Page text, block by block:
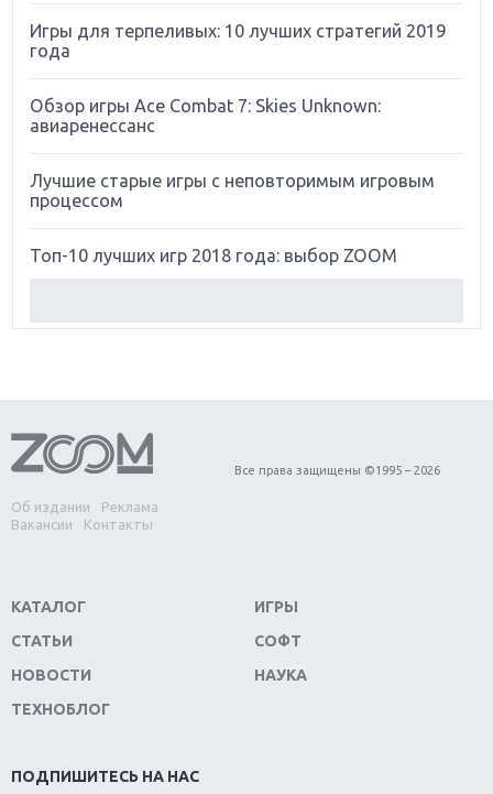
Игры для терпеливых: 10 лучших стратегий 2019
года
Обзор игры Ace Combat 7: Skies Unknown:
авиаренессанс
Лучшие старые игры с неповторимым игровым
процессом
Топ-10 лучших игр 2018 года: выбор ZOOM
Обзор игры Forza Horizon 4: вершина эволюции
Две важных новинки для консолей: Spider-Man и
Divinity Original Sin 2
Switch
Обзор игры The Crew 2: покорение Америки
Важнейшие анонсы E3 2018
Крупнейшие релизы мая: Nintendo, Microsoft и
Об издании
Реклама
Вакансии
Контакты
Все права защищены ©1995 – 2026
КАТАЛОГ
СТАТЬИ
НОВОСТИ
ТЕХНОБЛОГ
ИГРЫ
СОФТ
НАУКА
ПОДПИШИТЕСЬ НА НАС